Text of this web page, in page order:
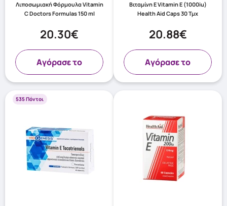
Λιποσωμιακή Φόρμουλα Vitamin
C Doctors Formulas 150 ml
20.30€
Aγόρασε το
Βιταμίνη Ε Vitamin E (1000iu)
Health Aid Caps 30 Τμχ
20.88€
Aγόρασε το
535 Πόντοι